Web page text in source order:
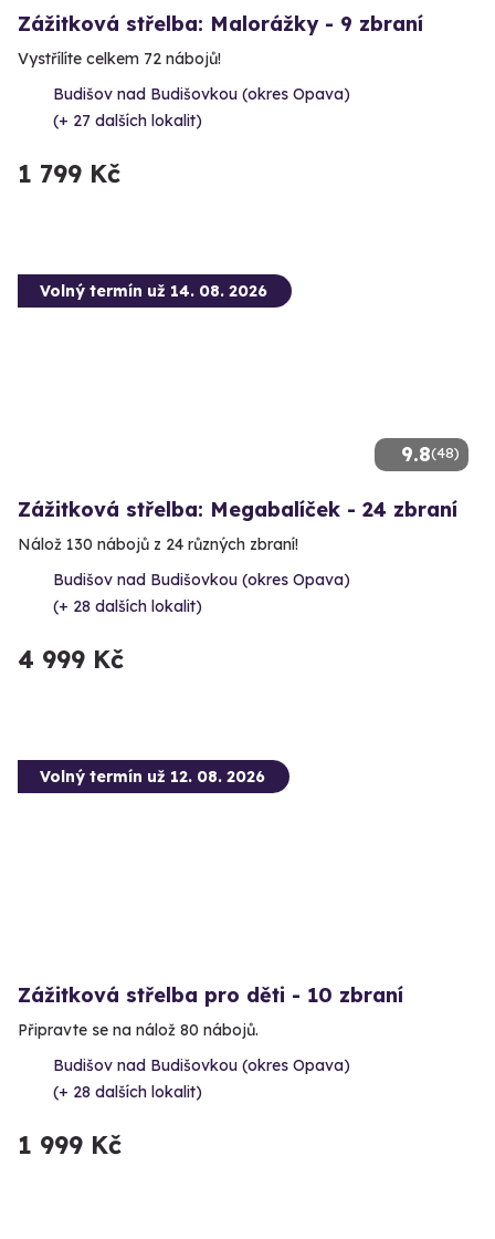
Zážitková střelba: Malorážky - 9 zbraní
Vystřílíte celkem 72 nábojů!
Budišov nad Budišovkou (okres Opava)
(+ 27 dalších lokalit)
1 799 Kč
9.8(48)
Volný termín už 14. 08. 2026
Zážitková střelba: Megabalíček - 24 zbraní
Nálož 130 nábojů z 24 různých zbraní!
Budišov nad Budišovkou (okres Opava)
(+ 28 dalších lokalit)
4 999 Kč
Volný termín už 12. 08. 2026
Zážitková střelba pro děti - 10 zbraní
Připravte se na nálož 80 nábojů.
Budišov nad Budišovkou (okres Opava)
(+ 28 dalších lokalit)
1 999 Kč